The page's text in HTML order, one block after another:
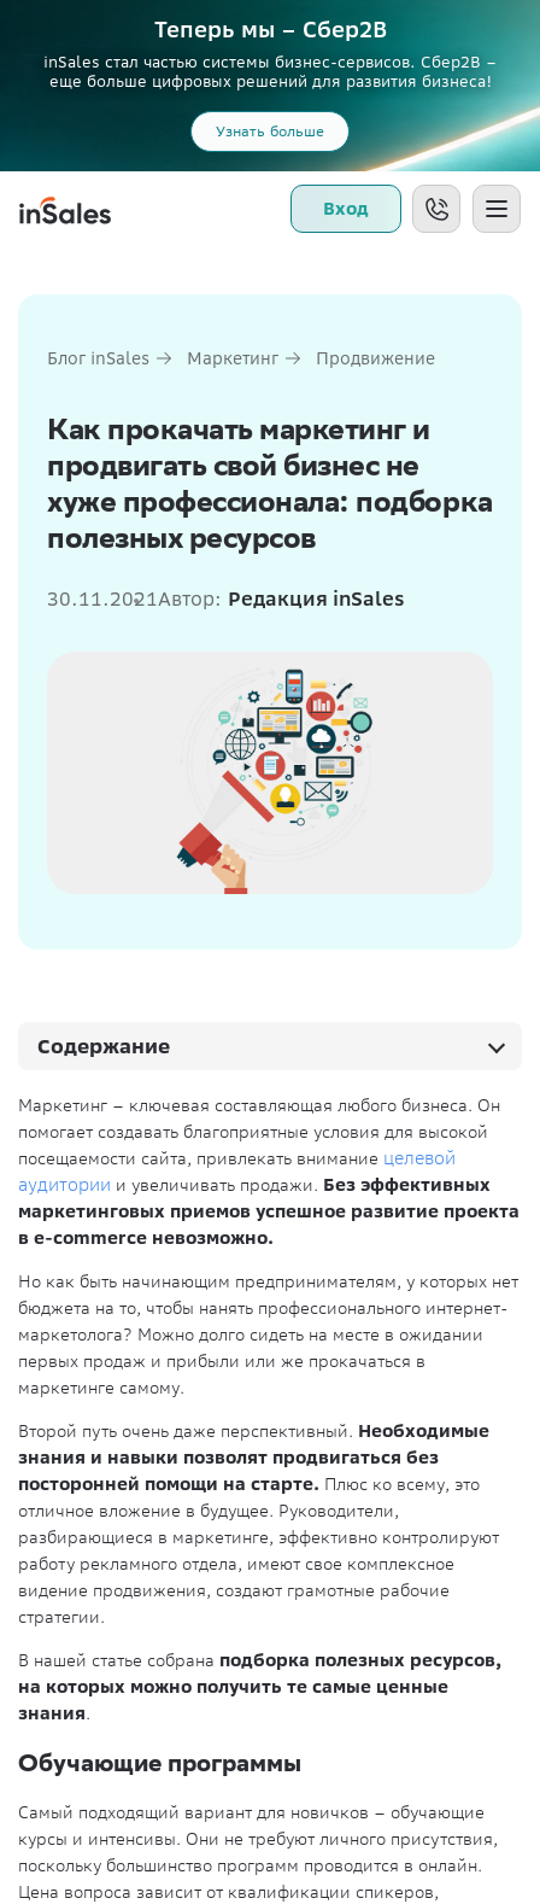
Теперь мы – Сбер2B
inSales стал частью системы бизнес-сервисов. Сбер2В –
еще больше цифровых решений для развития бизнеса!
Узнать больше
Вход
Блог inSales Маркетинг Продвижение
Как прокачать маркетинг и
продвигать свой бизнес не
хуже профессионала: подборка
полезных ресурсов
30.11.2021Автор: Редакция inSales
Маркетинг – ключевая составляющая любого бизнеса. Он
помогает создавать благоприятные условия для высокой
посещаемости сайта, привлекать внимание целевой
аудитории и увеличивать продажи. Без эффективных
маркетинговых приемов успешное развитие проекта
в e-commerce невозможно.
Но как быть начинающим предпринимателям, у которых нет
бюджета на то, чтобы нанять профессионального интернет-
маркетолога? Можно долго сидеть на месте в ожидании
первых продаж и прибыли или же прокачаться в
маркетинге самому.
Второй путь очень даже перспективный. Необходимые
знания и навыки позволят продвигаться без
посторонней помощи на старте. Плюс ко всему, это
отличное вложение в будущее. Руководители,
разбирающиеся в маркетинге, эффективно контролируют
работу рекламного отдела, имеют свое комплексное
видение продвижения, создают грамотные рабочие
стратегии.
В нашей статье собрана подборка полезных ресурсов,
на которых можно получить те самые ценные
знания.
Обучающие программы
Самый подходящий вариант для новичков – обучающие
курсы и интенсивы. Они не требуют личного присутствия,
поскольку большинство программ проводится в онлайн.
Цена вопроса зависит от квалификации спикеров,
Содержание